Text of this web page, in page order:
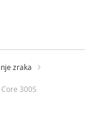
zraka
300S